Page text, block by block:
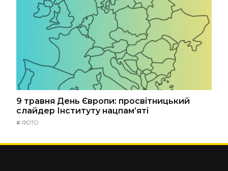
9 травня День Європи: просвітницький
слайдер Інституту нацпам’яті
# ФОТО